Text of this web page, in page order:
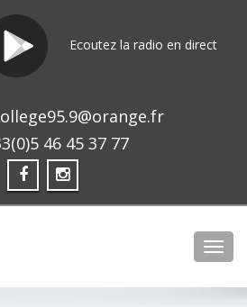
Ecoutez la radio en direct
46 45 37 77